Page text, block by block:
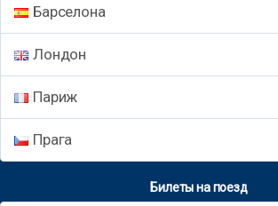
Барселона
Лондон
Париж
Прага
Билеты на поезд